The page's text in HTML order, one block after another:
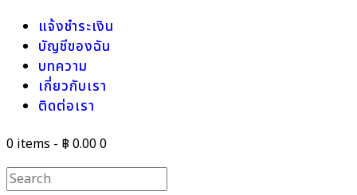
แจ้งชำระเงิน
บัญชีของฉัน
บทความ
เกี่ยวกับเรา
ติดต่อเรา
0 items - ฿ 0.000